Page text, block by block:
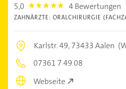
5,0 5.0 4 Bewertungen
ZAHNÄRZTE: ORALCHIRURGIE
Karlstr. 49,73433 Aalen
07361 7 49 08
Webseite